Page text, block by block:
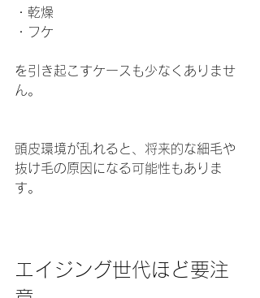
・乾燥
・フケ
を引き起こすケースも少なくありませ
ん。
頭皮環境が乱れると、将来的な細毛や
抜け毛の原因になる可能性もありま
す。
エイジング世代ほど要注